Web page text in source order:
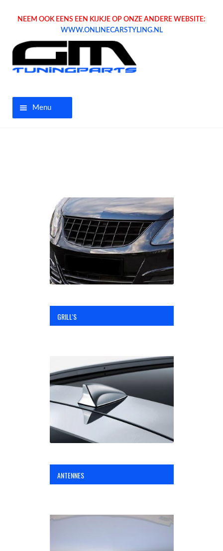
NEEM OOK EENS EEN KIJKJE OP ONZE ANDERE WEBSITE:
WWW.ONLINECARSTYLING.NL
Menu
Tuning parts
OPC Line
Bedrijfswagen parts
GRILL'S
ANTENNES